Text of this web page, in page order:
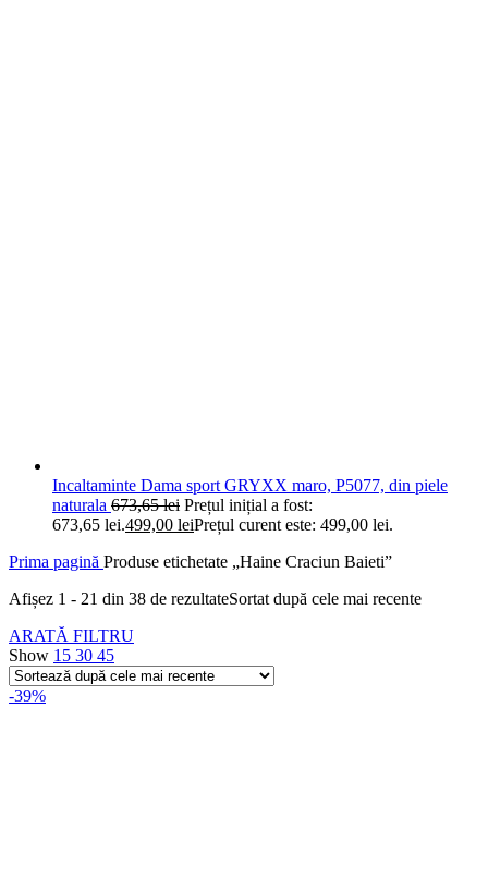
Incaltaminte Dama sport GRYXX maro, P5077, din piele
naturala 673,65lei Prețul inițial a fost:
673,65 lei.499,00 leiPrețul curent este: 499,00 lei.
Prima pagină Produse etichetate „Haine Craciun Baieti”
Afișez 1 - 21 din 38 de rezultateSortat după cele mai recente
ARATĂ FILTRU
Show 15 30 45
-39%